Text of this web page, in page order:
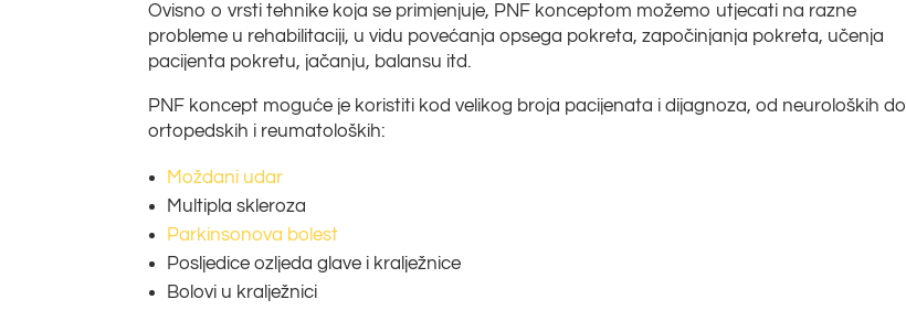
Ovisno o vrsti tehnike koja se primjenjuje, PNF konceptom možemo utjecati na razne
probleme u rehabilitaciji, u vidu povećanja opsega pokreta, započinjanja pokreta, učenja
pacijenta pokretu, jačanju, balansu itd.
PNF koncept moguće je koristiti kod velikog broja pacijenata i dijagnoza, od neuroloških do
ortopedskih i reumatoloških:
Moždani udar
Multipla skleroza
Parkinsonova bolest
Posljedice ozljeda glave i kralježnice
Bolovi u kralježnici